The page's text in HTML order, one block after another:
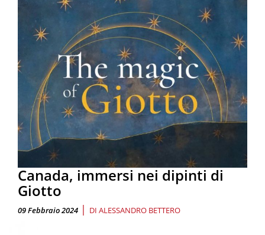
Canada, immersi nei dipinti di
Giotto
09 Febbraio 2024 | DI ALESSANDRO BETTERO